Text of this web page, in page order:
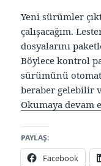
Yeni sürümler
çalışacağım.
dosyalarını
Böylece kontrol
sürümünü
beraber gelebilir
Okumaya devam
PAYLAŞ:
Facebook